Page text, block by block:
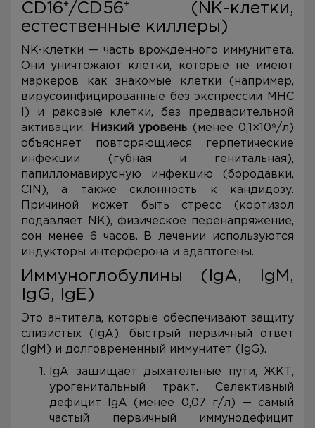
CD16⁺/CD56⁺ (NK-клетки,
естественные киллеры)
NK-клетки — часть врожденного иммунитета.
Они уничтожают клетки, которые не имеют
маркеров как знакомые клетки (например,
вирусоинфицированные без экспрессии MHC
I) и раковые клетки, без предварительной
активации.
Низкий уровень (менее 0,1×10⁹/л)
объясняет повторяющиеся герпетические
инфекции (губная и генитальная),
папилломавирусную инфекцию (бородавки,
CIN), а также склонность к кандидозу.
Причиной может быть стресс (кортизол
подавляет NK), физическое перенапряжение,
сон менее 6 часов. В лечении используются
индукторы интерферона и адаптогены.
Иммуноглобулины (IgA, IgM,
IgG, IgE)
Это антитела, которые обеспечивают защиту
слизистых (IgA), быстрый первичный ответ
(IgM) и долговременный иммунитет (IgG).
IgA защищает дыхательные пути, ЖКТ,
урогенитальный тракт. Селективный
дефицит IgA (менее 0,07 г/л) — самый
частый первичный иммунодефицит